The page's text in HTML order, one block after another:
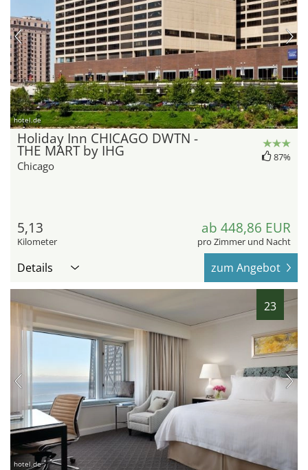
hotel.de
Holiday Inn CHICAGO DWTN -
THE MART by IHG
Chicago
87%
5,13
Kilometer
ab 448,86 EUR
pro Zimmer und Nacht
Details zum Angebot
23
hotel.de